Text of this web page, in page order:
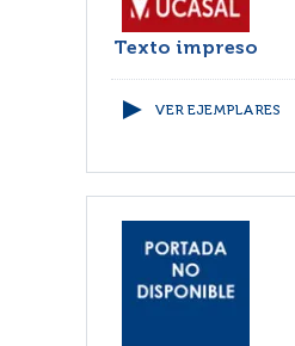
Texto impreso
VER EJEMPLARES